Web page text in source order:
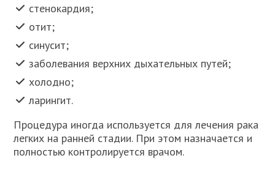
стенокардия;
отит;
синусит;
заболевания верхних дыхательных путей;
холодно;
ларингит.
Процедура иногда используется для лечения рака
легких на ранней стадии. При этом назначается и
полностью контролируется врачом.